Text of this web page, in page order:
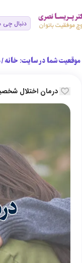
موقعیت شما در سایت: خانه/
درمان اختلال